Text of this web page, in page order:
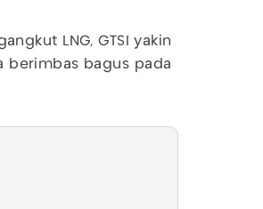
LNG, GTSI yakin
berimbas bagus pada